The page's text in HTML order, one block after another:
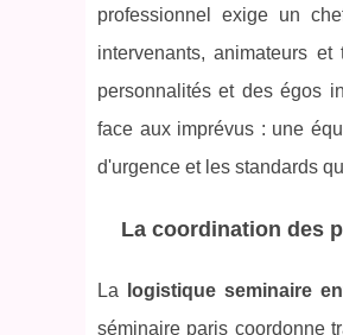
professionnel exige un
intervenants, animateurs
personnalités et des égos
face aux imprévus : une
d'urgence et les standards
La coordination des
La logistique seminaire
séminaire paris coordonne